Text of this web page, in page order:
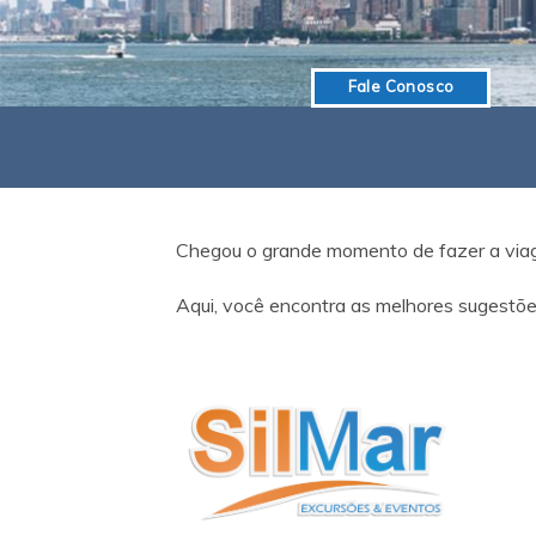
Chegou o grande momento de fazer a
Aqui, você encontra as melhores
Fale Conosco